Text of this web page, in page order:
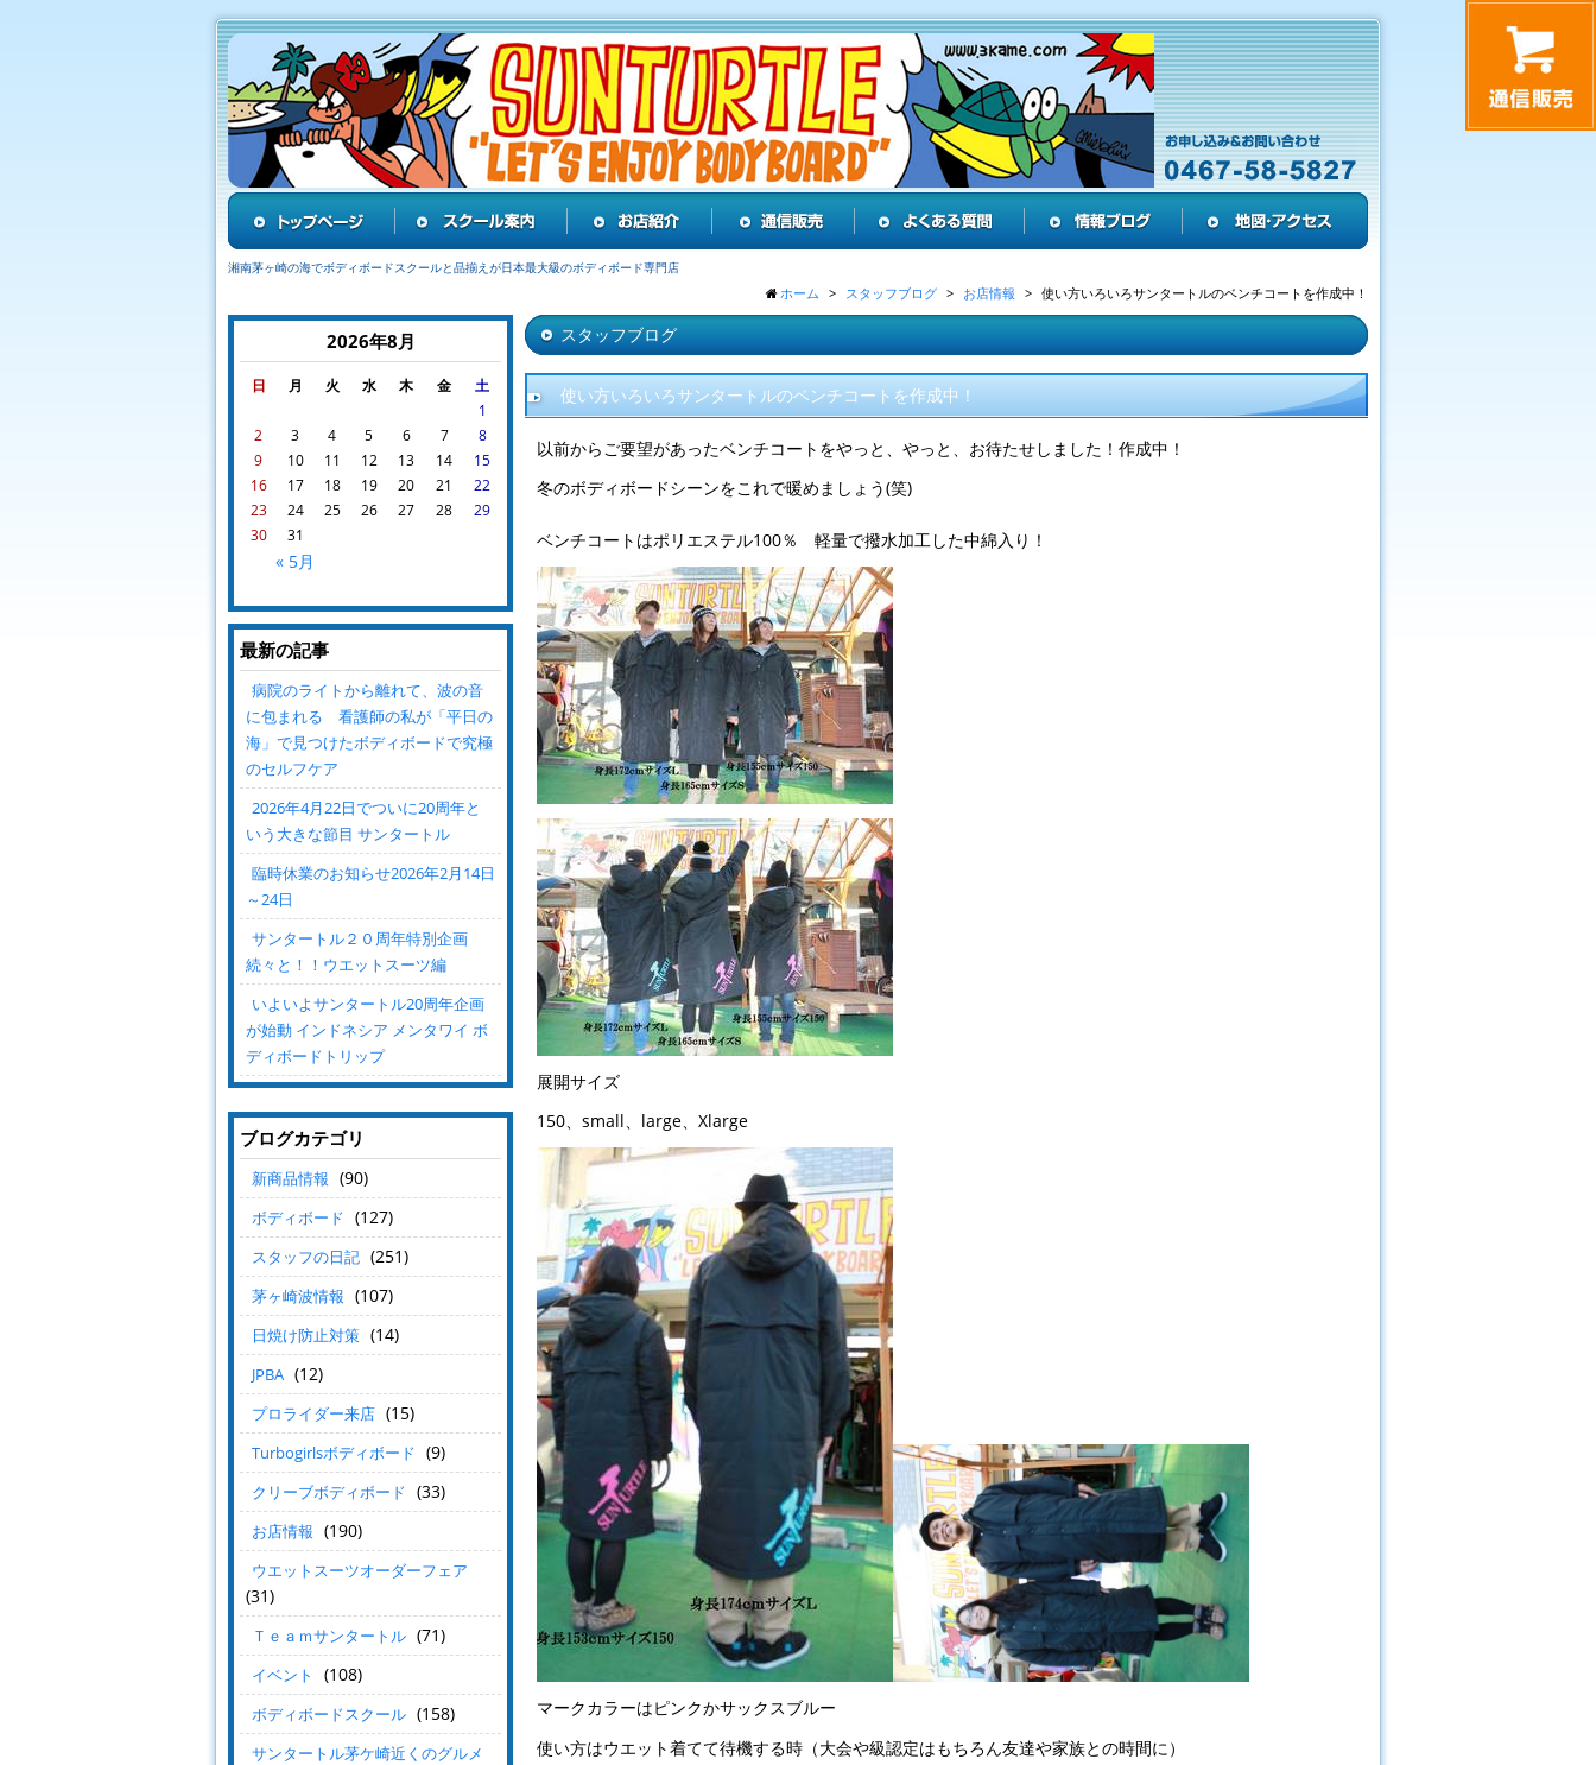
湘南茅ヶ崎の海でボディボードスクールと品揃えが日本最大級のボディボード専門店
ホーム スタッフブログ お店情報 使い方いろいろサンタートルのベンチコートを作成中！
スタッフブログ
使い方いろいろサンタートルのベンチコートを作成中！
以前からご要望があったベンチコートをやっと、やっと、お待たせしました！作成中！
冬のボディボードシーンをこれで暖めましょう(笑)
ベンチコートはポリエステル100％ 軽量で撥水加工した中綿入り！
展開サイズ
150、small、large、Xlarge
マークカラーはピンクかサックスブルー
使い方はウエット着てて待機する時（大会や級認定はもちろん友達や家族との時間に）
2026年8月
日 月 火 水 木 金 土
« 5月
1
2
3 4 5 6 7
8
9
10 11 12 13 14
15
16
17 18 19 20 21
22
23
24 25 26 27 28
29
30
31
最新の記事
病院のライトから離れて、波の音
に包まれる 看護師の私が「平日の
海」で見つけたボディボードで究極
のセルフケア
2026年4月22日でついに20周年と
いう大きな節目 サンタートル
臨時休業のお知らせ2026年2月14日
～24日
サンタートル２０周年特別企画
続々と！！ウエットスーツ編
いよいよサンタートル20周年企画
が始動 インドネシア メンタワイ ボ
ディボードトリップ
ブログカテゴリ
新商品情報 (90)
ボディボード (127)
スタッフの日記 (251)
茅ヶ崎波情報 (107)
日焼け防止対策 (14)
JPBA (12)
プロライダー来店 (15)
Turbogirlsボディボード (9)
クリーブボディボード (33)
お店情報 (190)
ウエットスーツオーダーフェア
(31)
Ｔｅａｍサンタートル (71)
イベント (108)
ボディボードスクール (158)
サンタートル茅ケ崎近くのグルメ